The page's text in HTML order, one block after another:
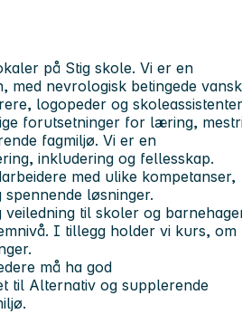
på Stig skole. Vi er en
med nevrologisk betingede
logopeder og
forutsetninger for læring,
fagmiljø. Vi er en
inkludering og fellesskap.
med ulike kompetanser,
løsninger.
til skoler og
I tillegg holder vi kurs, om
må ha god
til Alternativ og supplerende